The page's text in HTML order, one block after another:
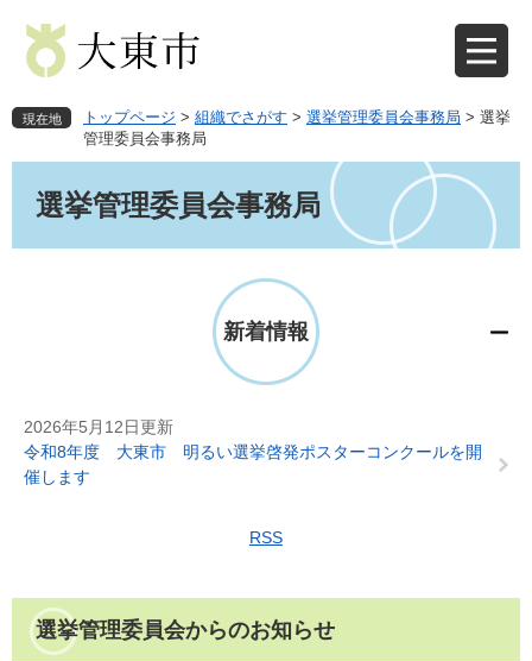
先
で
を
ば
現在地 トップページ > 組織でさがす > 選挙管理委員会事務局 > 選挙
管理委員会事務局
選挙管理委員会事務局
新着情報
2026年5月12日更新
令和8年度 大東市 明るい選挙啓発ポスターコンクールを開
催します
RSS
選挙管理委員会からのお知らせ